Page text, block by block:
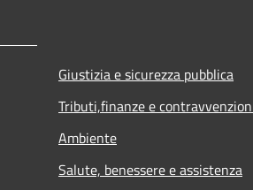
Giustizia e sicurezza pubblica
Tributi,finanze e
Ambiente
Salute, benessere e assistenza